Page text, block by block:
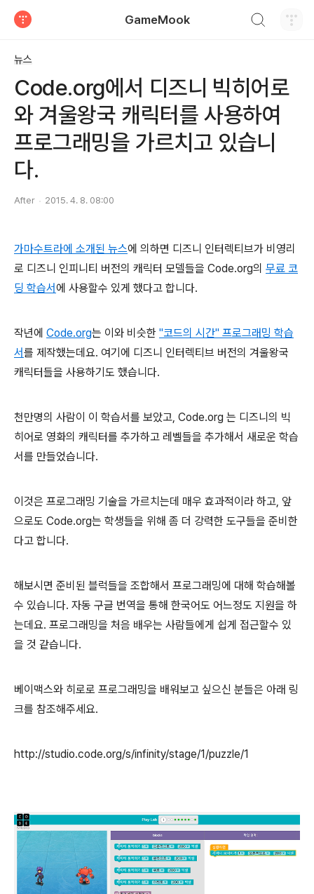
GameMook
뉴스
Code.org에서 디즈니 빅히어로
와 겨울왕국 캐릭터를 사용하여
프로그래밍을 가르치고 있습니
다.
After 2015. 4. 8. 08:00
가마수트라에 소개된 뉴스에 의하면 디즈니 인터렉티브가 비영리
로 디즈니 인피니티 버전의 캐릭터 모델들을 Code.org의 무료 코
딩 학습서에 사용할수 있게 했다고 합니다.
작년에 Code.org는 이와 비슷한 "코드의 시간" 프로그래밍 학습
서를 제작했는데요. 여기에 디즈니 인터렉티브 버전의 겨울왕국
캐릭터들을 사용하기도 했습니다.
천만명의 사람이 이 학습서를 보았고, Code.org 는 디즈니의 빅
히어로 영화의 캐릭터를 추가하고 레벨들을 추가해서 새로운 학습
서를 만들었습니다.
이것은 프로그래밍 기술을 가르치는데 매우 효과적이라 하고, 앞
으로도 Code.org는 학생들을 위해 좀 더 강력한 도구들을 준비한
다고 합니다.
해보시면 준비된 블럭들을 조합해서 프로그래밍에 대해 학습해볼
수 있습니다. 자동 구글 번역을 통해 한국어도 어느정도 지원을 하
는데요. 프로그래밍을 처음 배우는 사람들에게 쉽게 접근할수 있
을 것 같습니다.
베이맥스와 히로로 프로그래밍을 배워보고 싶으신 분들은 아래 링
크를 참조해주세요.
http://studio.code.org/s/infinity/stage/1/puzzle/1